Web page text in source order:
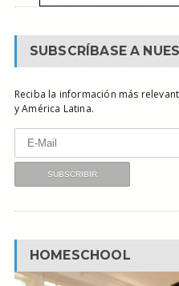
SUBSCRÍBASE A
Reciba la información más
y América Latina.
HOMESCHOOL